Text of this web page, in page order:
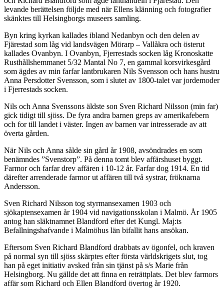
levande berättelsen följde med när Ellens klänning och fotografier
skänktes till Helsingborgs museers samling.
Byn kring kyrkan kallades ibland Nedanbyn och den delen av
Fjärestad som låg vid landsvägen Mörarp – Vallåkra och österut
kallades Ovanbyn. I Ovanbyn, Fjerrestads socken låg Kronoskatte
Rusthållshemmanet 5/32 Mantal No 7, en gammal korsvirkesgård
som ägdes av min farfar lantbrukaren Nils Svensson och hans hustru
Anna Persdotter Svensson, som i slutet av 1800-talet var jordemoder
i Fjerrestads socken.
Nils och Anna Svenssons äldste son Sven Richard Nilsson (min far)
gick tidigt till sjöss. De fyra andra barnen greps av amerikafebern
och for till landet i väster. Ingen av barnen var intresserade av att
överta gården.
När Nils och Anna sålde sin gård år 1908, avsöndrades en som
benämndes ”Svenstorp”. På denna tomt blev affärshuset byggt.
Farmor och farfar drev affären i 10-12 år. Farfar dog 1914. En tid
därefter arrenderade farmor ut affären till två systrar, fröknarna
Andersson.
Sven Richard Nilsson tog styrmansexamen 1903 och
sjökaptensexamen år 1904 vid navigationsskolan i Malmö. År 1905
antog han släktnamnet Blandford efter det Kungl. Maj:ts
Befallningshafvande i Malmöhus län bifallit hans ansökan.
Eftersom Sven Richard Blandford drabbats av ögonfel, och kraven
på normal syn till sjöss skärptes efter första världskrigets slut, tog
han på eget initiativ avsked från sin tjänst på s/s Marie från
Helsingborg. Nu gällde det att finna en reträttplats. Det blev farmors
affär som Richard och Ellen Blandford övertog år 1920.